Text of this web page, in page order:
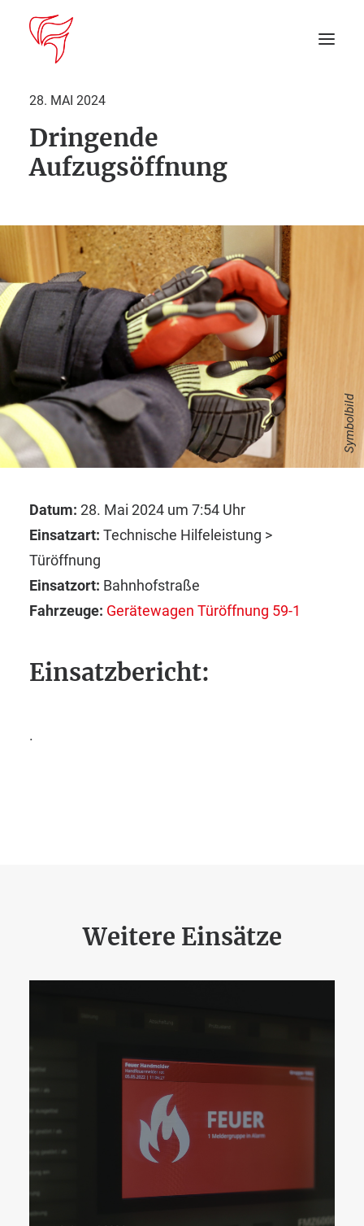
Startseite
Aktuelles
DEIN EINSATZ
Suche
28. MAI 2024
Dringende
Aufzugsöffnung
Symbolbild
Datum: 28. Mai 2024 um 7:54 Uhr
Einsatzart: Technische Hilfeleistung >
Türöffnung
Einsatzort: Bahnhofstraße
Fahrzeuge: Gerätewagen Türöffnung 59-1
Einsatzbericht:
.
Weitere Einsätze